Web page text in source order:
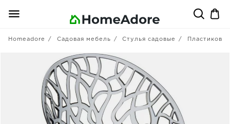
Homeadore Садовая мебель Стулья садовые